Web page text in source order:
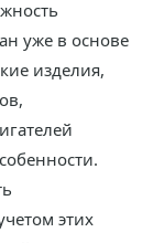
уже в основе
изделия,
этих